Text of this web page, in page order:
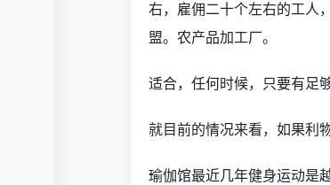
右，雇佣二十个左右的工人
盟。农产品加工厂。
适合，任何时候，只要有足
就目前的情况来看，如果利
瑜伽馆最近几年健身运动是